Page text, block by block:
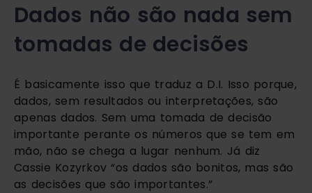
Dados não são nada sem
tomadas de decisões
É basicamente isso que traduz a D.I. Isso porque,
dados, sem resultados ou interpretações, são
apenas dados. Sem uma tomada de decisão
importante perante os números que se tem em
mão, não se chega a lugar nenhum. Já diz
Cassie Kozyrkov “os dados são bonitos, mas são
as decisões que são importantes.”